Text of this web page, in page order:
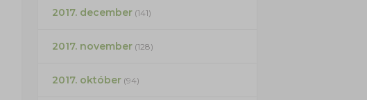
2017. december(141)
2017. november(128)
2017. október(94)